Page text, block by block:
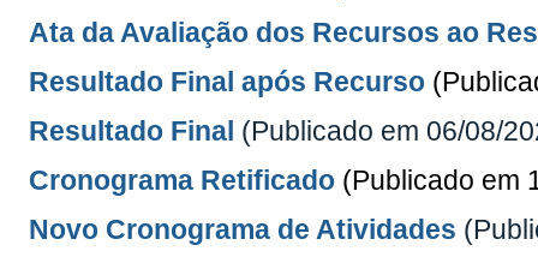
Ata da Avaliação dos Recursos ao
Resultado Final após Recurso
Resultado Final (Publicado em 06/08/
Cronograma Retificado (Publicado em
Novo Cronograma de Atividades